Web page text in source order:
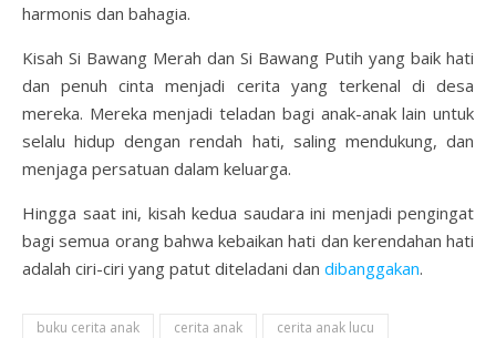
harmonis dan bahagia.
Kisah Si Bawang Merah dan Si Bawang Putih yang baik hati
dan penuh cinta menjadi cerita yang terkenal di desa
mereka. Mereka menjadi teladan bagi anak-anak lain untuk
selalu hidup dengan rendah hati, saling mendukung, dan
menjaga persatuan dalam keluarga.
Hingga saat ini, kisah kedua saudara ini menjadi pengingat
bagi semua orang bahwa kebaikan hati dan kerendahan hati
adalah ciri-ciri yang patut diteladani dan dibanggakan.
buku cerita anak cerita anak cerita anak lucu